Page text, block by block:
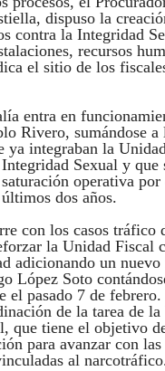
dispuso la
contra la Integridad
recursos
el sitio de los
entra en
Rivero, sumándose a
ya integraban la
Sexual y que
operativa
dos años.
con los casos tráfico
la Unidad Fiscal
adicionando un nuevo
López Soto
el pasado 7 de
de la tarea de
que tiene el objetivo
para avanzar con
al